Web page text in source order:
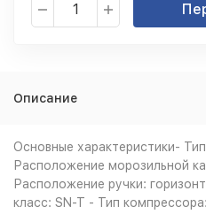
Описание
Основные характеристики-
Расположение морозильной
Расположение ручки:
класс: SN-T - Тип